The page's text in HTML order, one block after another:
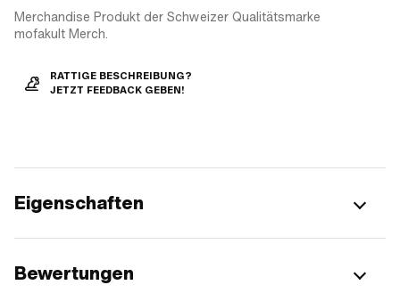
Merchandise Produkt der Schweizer Qualitätsmarke
mofakult Merch.
RATTIGE BESCHREIBUNG?
JETZT FEEDBACK GEBEN!
Eigenschaften
Bewertungen